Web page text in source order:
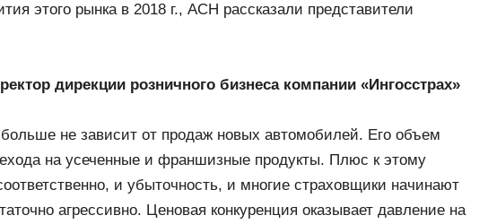
этого рынка в 2018 г., АСН рассказали представители
дирекции розничного бизнеса компании «Ингосстрах»
больше не зависит от продаж новых автомобилей. Его объем
на усеченные и франшизные продукты. Плюс к этому
и убыточность, и многие страховщики начинают
агрессивно. Ценовая конкуренция оказывает давление на